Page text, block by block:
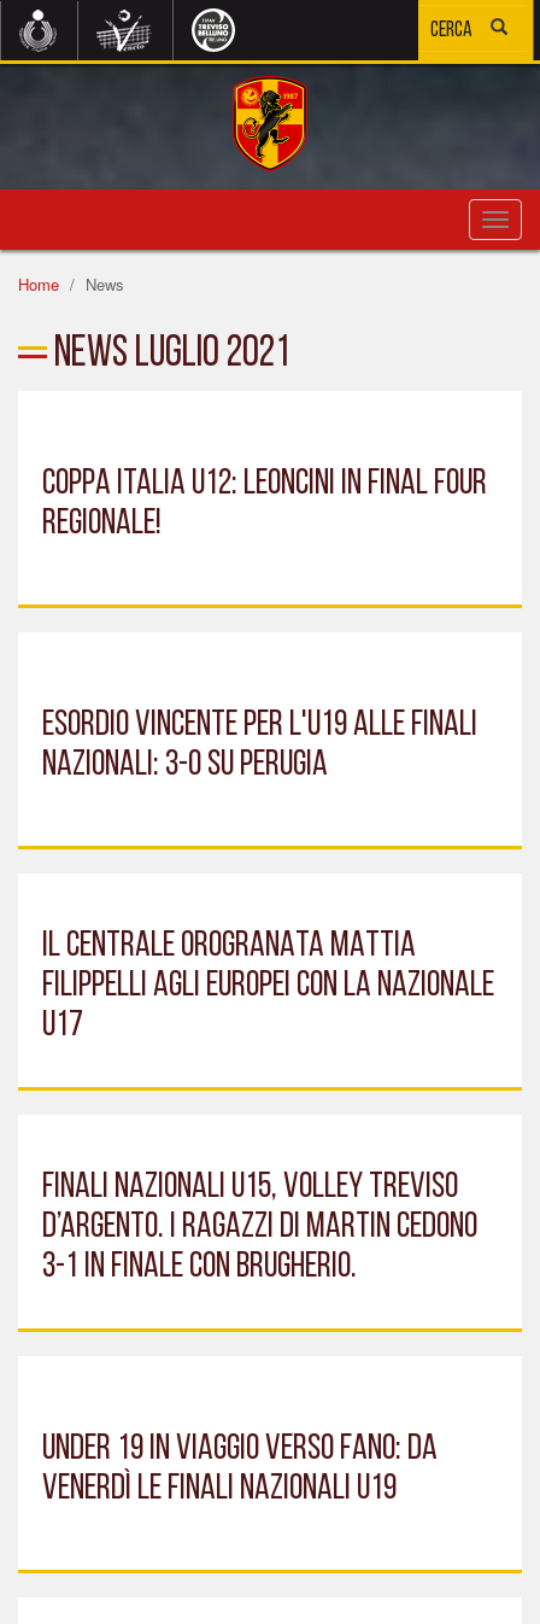
Home
News
News Luglio 2021
COPPA ITALIA U12: LEONCINI IN FINAL FOUR
REGIONALE!
ESORDIO VINCENTE PER L'U19 ALLE FINALI
NAZIONALI: 3-0 SU PERUGIA
IL CENTRALE OROGRANATA MATTIA
FILIPPELLI AGLI EUROPEI CON LA NAZIONALE
U17
FINALI NAZIONALI U15, VOLLEY TREVISO
D’ARGENTO. I RAGAZZI DI MARTIN CEDONO
3-1 IN FINALE CON BRUGHERIO.
UNDER 19 IN VIAGGIO VERSO FANO: DA
VENERDÌ LE FINALI NAZIONALI U19